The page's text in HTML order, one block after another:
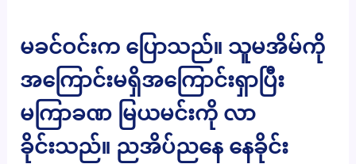
မခင်ဝင်းက ပြောသည်။ သူမအိမ်ကို
အကြောင်းမရှိအကြောင်းရှာပြီး
မကြာခဏ မြယမင်းကို လာ
ခိုင်းသည်။ ညအိပ်ညနေ နေခိုင်း